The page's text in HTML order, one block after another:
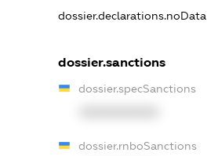
dossier.declarations.noData
dossier.sanctions
dossier.specSanctions
dossier.rnboSanctions